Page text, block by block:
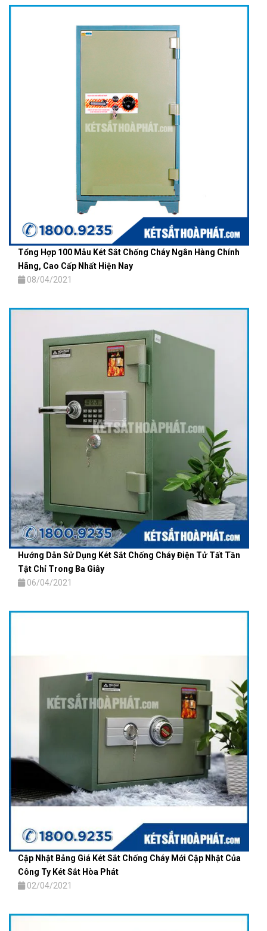
Tổng Hợp 100 Mẫu Két Sắt Chống Cháy Ngân Hàng Chính
Hãng, Cao Cấp Nhất Hiện Nay
08/04/2021
Hướng Dẫn Sử Dụng Két Sắt Chống Cháy Điện Tử Tất Tần
Tật Chỉ Trong Ba Giây
06/04/2021
Cập Nhật Bảng Giá Két Sắt Chống Cháy Mới Cập Nhật Của
Công Ty Két Sắt Hòa Phát
02/04/2021